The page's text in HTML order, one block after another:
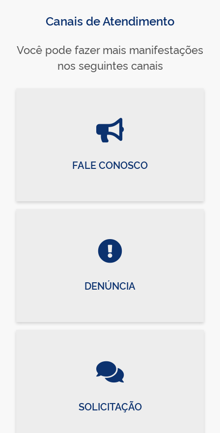
Canais de Atendimento
Você pode fazer mais manifestações
nos seguintes canais
FALE CONOSCO
DENÚNCIA
SOLICITAÇÃO